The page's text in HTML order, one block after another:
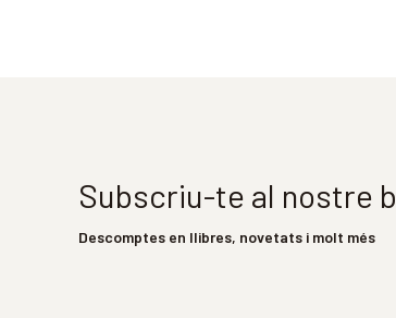
Subscriu-te al nostre
Descomptes en llibres, novetats i molt més